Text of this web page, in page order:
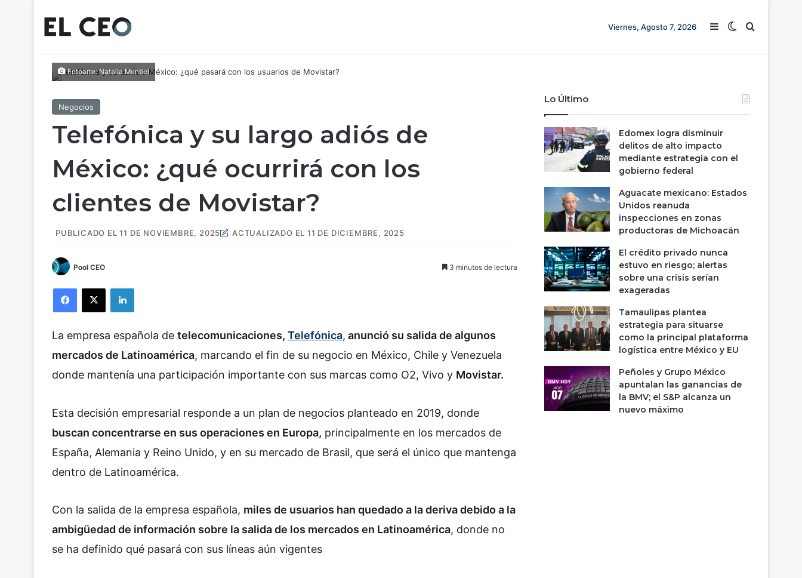
Viernes, Agosto 7, 2026 Barra lateral
Switch skin
Buscar
Fotoarte: Natalia Montiel
Negocios
Telefónica y su largo adiós de
México: ¿qué ocurrirá con los
clientes de Movistar?
PUBLICADO EL 11 DE NOVIEMBRE, 2025 ACTUALIZADO EL 11 DE DICIEMBRE, 2025
Pool CEO 3 minutos de lectura
La empresa española de telecomunicaciones, Telefónica, anunció su salida de algunos
mercados de Latinoamérica, marcando el fin de su negocio en México, Chile y Venezuela
donde mantenía una participación importante con sus marcas como O2, Vivo y Movistar.
Esta decisión empresarial responde a un plan de negocios planteado en 2019, donde
buscan concentrarse en sus operaciones en Europa, principalmente en los mercados de
España, Alemania y Reino Unido, y en su mercado de Brasil, que será el único que mantenga
dentro de Latinoamérica.
Con la salida de la empresa española, miles de usuarios han quedado a la deriva debido a la
ambigüedad de información sobre la salida de los mercados en Latinoamérica, donde no
se ha definido qué pasará con sus líneas aún vigentes
Lo Último
Edomex logra disminuir
delitos de alto impacto
mediante estrategia con el
gobierno federal
Aguacate mexicano: Estados
Unidos reanuda
inspecciones en zonas
productoras de Michoacán
El crédito privado nunca
estuvo en riesgo; alertas
sobre una crisis serían
exageradas
Tamaulipas plantea
estrategia para situarse
como la principal plataforma
logística entre México y EU
Peñoles y Grupo México
apuntalan las ganancias de
la BMV; el S&P alcanza un
nuevo máximo